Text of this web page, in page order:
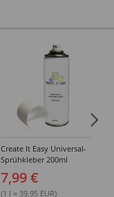
Create It Easy Universal-
Sprühkleber 200ml
(permanent)
7,99 €
(1 l = 39.95 EUR)